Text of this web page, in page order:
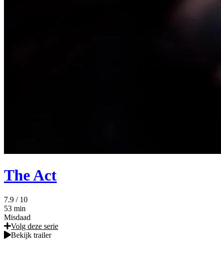
The Act
7.9 / 10
53 min
Misdaad
Volg deze serie
Bekijk trailer